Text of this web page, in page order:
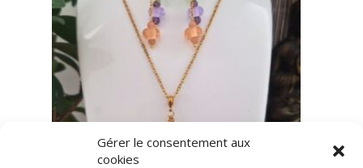
Gérer le consentement aux
cookies